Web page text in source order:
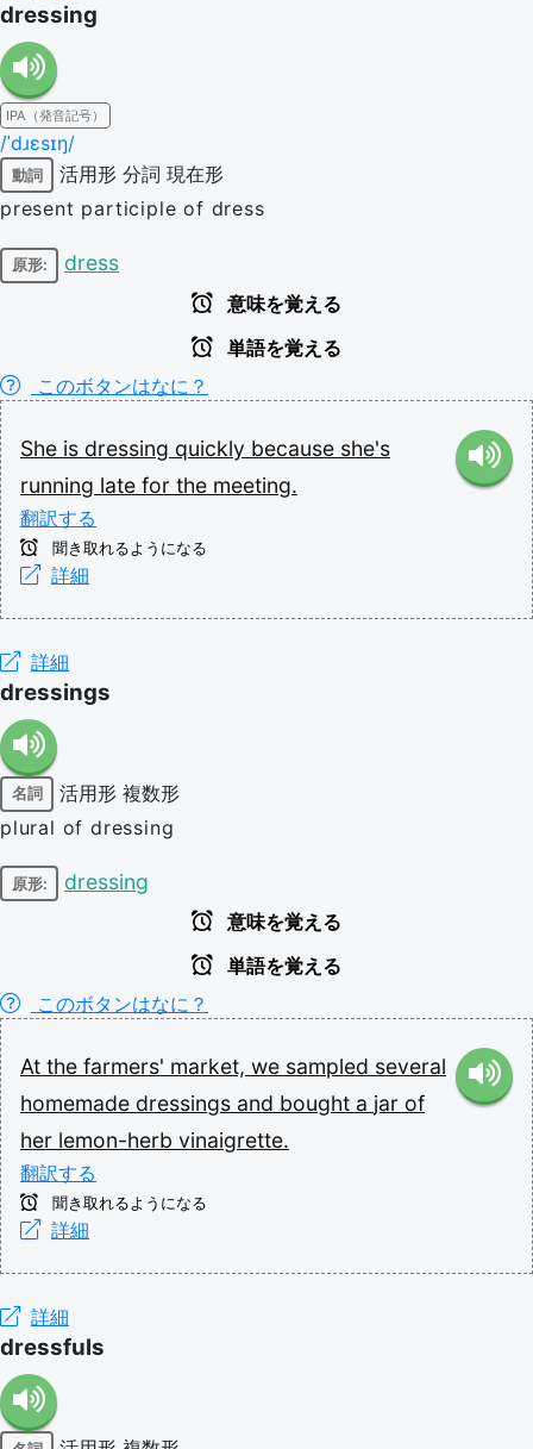
dressing
IPA（発音記号）
/ˈdɹɛsɪŋ/
動詞 活用形 分詞 現在形
present participle of dress
原形: dress
意味を覚える
単語を覚える
このボタンはなに？
She is dressing quickly because she's
running late for the meeting.
翻訳する
聞き取れるようになる
詳細
詳細
dressings
名詞 活用形 複数形
plural of dressing
原形: dressing
意味を覚える
単語を覚える
このボタンはなに？
At the farmers' market, we sampled several
homemade dressings and bought a jar of
her lemon-herb vinaigrette.
翻訳する
聞き取れるようになる
詳細
詳細
dressfuls